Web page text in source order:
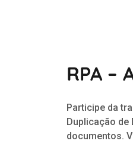
RPA –
Participe da
Duplicação de
documentos.